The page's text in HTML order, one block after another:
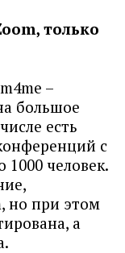
только
–
большое
есть
с
1000 человек.
но при этом
а